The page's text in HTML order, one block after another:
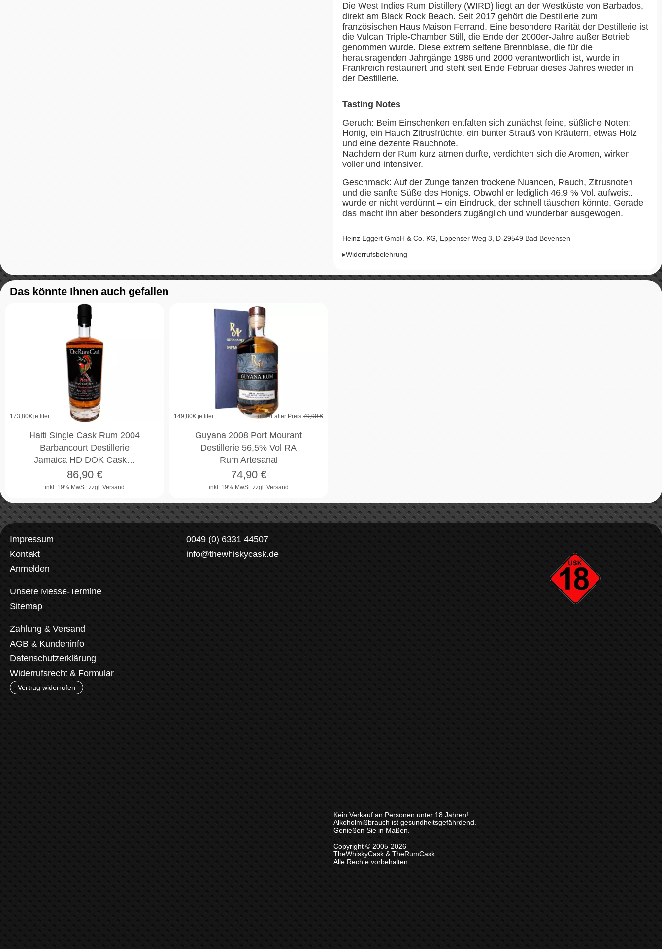
Die West Indies Rum Distillery (WIRD) liegt an der Westküste von Barbados,
direkt am Black Rock Beach. Seit 2017 gehört die Destillerie zum
französischen Haus Maison Ferrand. Eine besondere Rarität der Destillerie ist
die Vulcan Triple-Chamber Still, die Ende der 2000er-Jahre außer Betrieb
genommen wurde. Diese extrem seltene Brennblase, die für die
herausragenden Jahrgänge 1986 und 2000 verantwortlich ist, wurde in
Frankreich restauriert und steht seit Ende Februar dieses Jahres wieder in
der Destillerie.
Tasting Notes
Geruch: Beim Einschenken entfalten sich zunächst feine, süßliche Noten:
Honig, ein Hauch Zitrusfrüchte, ein bunter Strauß von Kräutern, etwas Holz
und eine dezente Rauchnote.
Nachdem der Rum kurz atmen durfte, verdichten sich die Aromen, wirken
voller und intensiver.
Geschmack: Auf der Zunge tanzen trockene Nuancen, Rauch, Zitrusnoten
und die sanfte Süße des Honigs. Obwohl er lediglich 46,9 % Vol. aufweist,
wurde er nicht verdünnt – ein Eindruck, der schnell täuschen könnte. Gerade
das macht ihn aber besonders zugänglich und wunderbar ausgewogen.
Heinz Eggert GmbH & Co. KG, Eppenser Weg 3, D-29549 Bad Bevensen
▸Widerrufsbelehrung
Das könnte Ihnen auch gefallen
173,80€ je liter
Haiti Single Cask Rum 2004
Barbancourt Destillerie
Jamaica HD DOK Cask…
inkl. 19% MwSt. zzgl. Versand
86,90€
149,80€ je liter unser alter Preis 79,90 €
Guyana 2008 Port Mourant
Destillerie 56,5% Vol RA
Rum Artesanal
inkl. 19% MwSt. zzgl. Versand
74,90€
Impressum
Kontakt
Anmelden
Unsere Messe-Termine
Sitemap
Zahlung & Versand
AGB & Kundeninfo
Datenschutzerklärung
Widerrufsrecht & Formular
Vertrag widerrufen
0049 (0) 6331 44507
info@thewhiskycask.de
Kein Verkauf an Personen unter 18 Jahren!
Alkoholmißbrauch ist gesundheitsgefährdend.
Genießen Sie in Maßen.
Copyright © 2005-2026
TheWhiskyCask & TheRumCask
Alle Rechte vorbehalten.